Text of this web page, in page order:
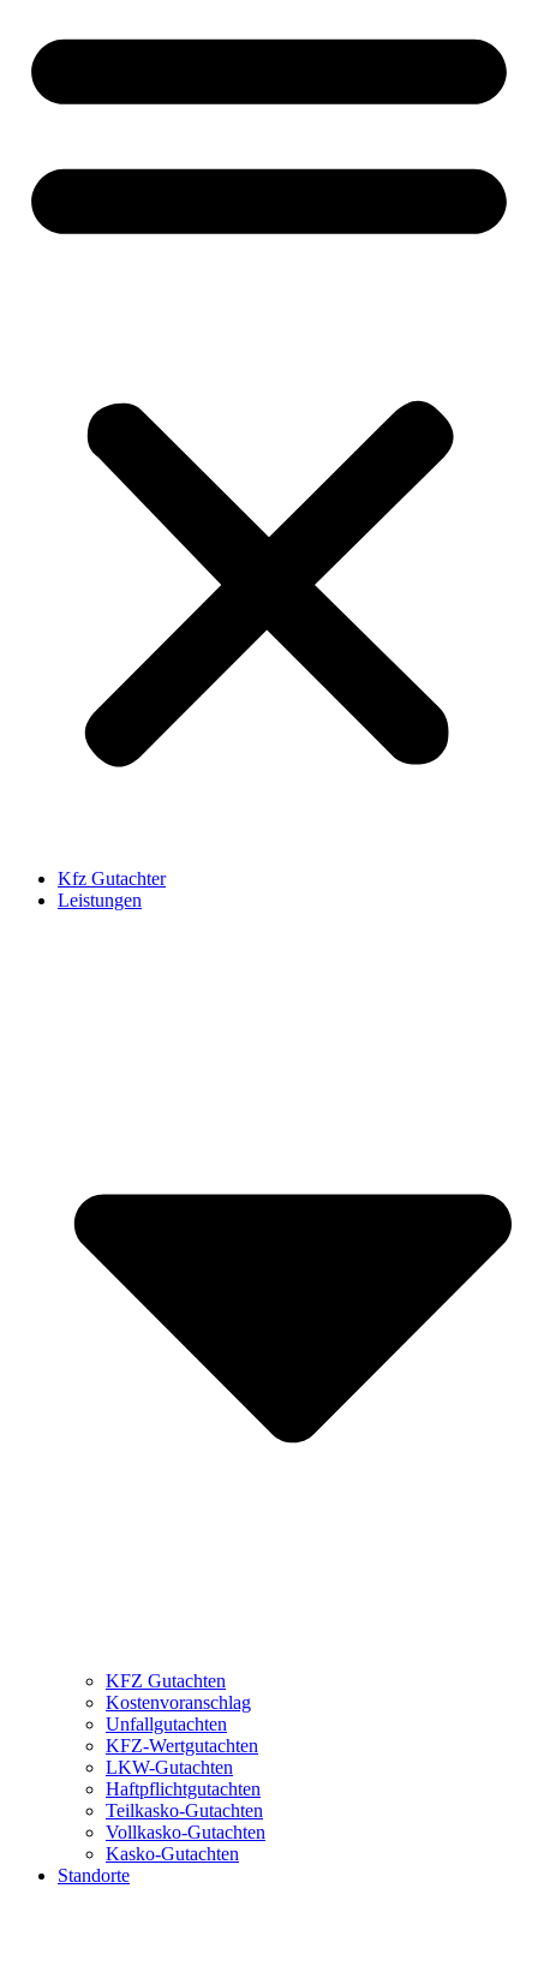
Kfz Gutachter
Leistungen
KFZ Gutachten
Kostenvoranschlag
Unfallgutachten
KFZ-Wertgutachten
LKW-Gutachten
Haftpflichtgutachten
Teilkasko-Gutachten
Vollkasko-Gutachten
Kasko-Gutachten
Standorte